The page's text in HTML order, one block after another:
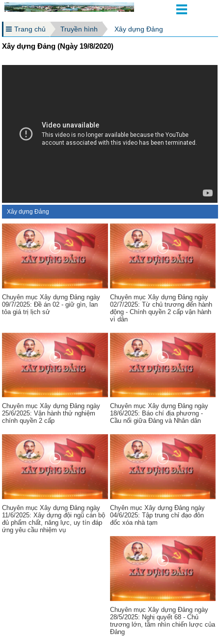
Trang chủ Truyền hình Xây dựng Đảng
Xây dựng Đảng (Ngày 19/8/2020)
Xây dựng Đảng
Chuyên mục Xây dựng Đảng ngày
09/7/2025: Đề án 02 - giữ gìn, lan
tỏa giá trị lịch sử
Chuyên mục Xây dựng Đảng ngày
02/7/2025: Từ chủ trương đến hành
động - Chính quyền 2 cấp vận hành
vì dân
Chuyên mục Xây dựng Đảng ngày
25/6/2025: Vận hành thử nghiệm
chính quyền 2 cấp
Chuyên mục Xây dựng Đảng ngày
18/6/2025: Báo chí địa phương -
Cầu nối giữa Đảng và Nhân dân
Chuyên mục Xây dựng Đảng ngày
11/6/2025: Xây dựng đội ngũ cán bộ
đủ phẩm chất, năng lực, uy tín đáp
ứng yêu cầu nhiệm vụ
Chyên mục Xây dựng Đảng ngày
04/6/2025: Tập trung chỉ đạo đôn
đốc xóa nhà tạm
Chuyên mục Xây dựng Đảng ngày
28/5/2025: Nghị quyết 68 - Chủ
trương lớn, tầm nhìn chiến lược của
Đảng